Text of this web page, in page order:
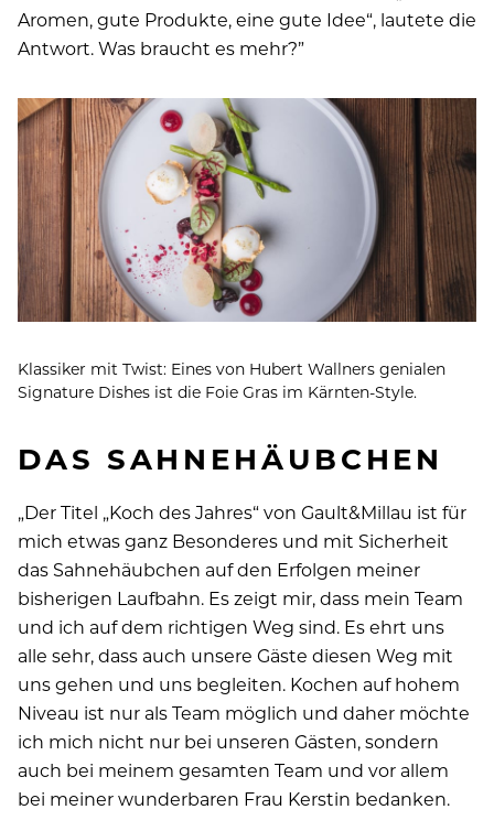
Aromen, gute Produkte, eine gute Idee“, lautete die
Antwort. Was braucht es mehr?”
Klassiker mit Twist: Eines von Hubert Wallners genialen
Signature Dishes ist die Foie Gras im Kärnten-Style.
DAS SAHNEHÄUBCHEN
„Der Titel „Koch des Jahres“ von Gault&Millau ist für
mich etwas ganz Besonderes und mit Sicherheit
das Sahnehäubchen auf den Erfolgen meiner
bisherigen Laufbahn. Es zeigt mir, dass mein Team
und ich auf dem richtigen Weg sind. Es ehrt uns
alle sehr, dass auch unsere Gäste diesen Weg mit
uns gehen und uns begleiten. Kochen auf hohem
Niveau ist nur als Team möglich und daher möchte
ich mich nicht nur bei unseren Gästen, sondern
auch bei meinem gesamten Team und vor allem
bei meiner wunderbaren Frau Kerstin bedanken.